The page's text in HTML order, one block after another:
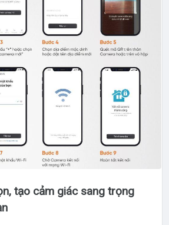
tạo cảm giác sang trọng